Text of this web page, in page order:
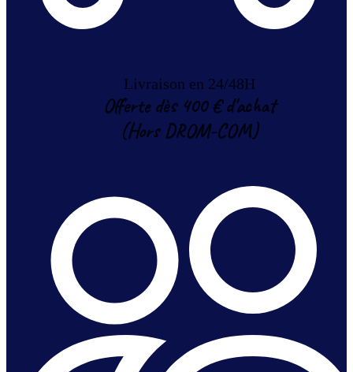
Livraison en 24/48H
Offerte dès 400 € d'achat
(Hors DROM-COM)